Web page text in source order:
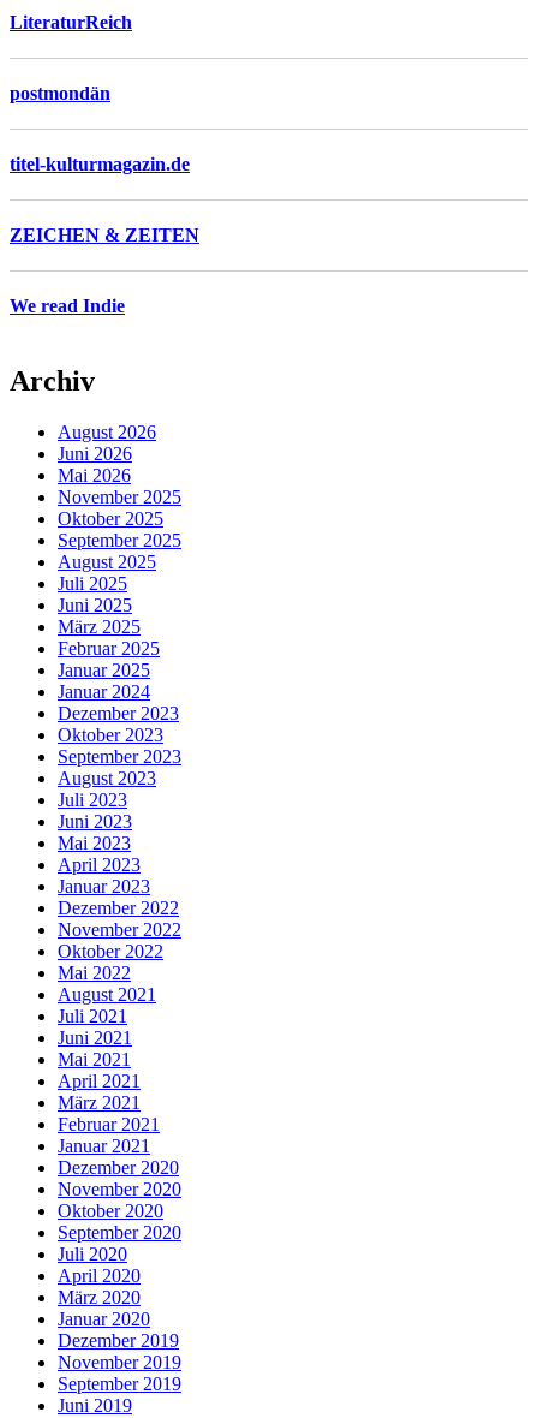
LiteraturReich
postmondän
titel-kulturmagazin.de
ZEICHEN & ZEITEN
We read Indie
Archiv
August 2026
Juni 2026
Mai 2026
November 2025
Oktober 2025
September 2025
August 2025
Juli 2025
Juni 2025
März 2025
Februar 2025
Januar 2025
Januar 2024
Dezember 2023
Oktober 2023
September 2023
August 2023
Juli 2023
Juni 2023
Mai 2023
April 2023
Januar 2023
Dezember 2022
November 2022
Oktober 2022
Mai 2022
August 2021
Juli 2021
Juni 2021
Mai 2021
April 2021
März 2021
Februar 2021
Januar 2021
Dezember 2020
November 2020
Oktober 2020
September 2020
Juli 2020
April 2020
März 2020
Januar 2020
Dezember 2019
November 2019
September 2019
Juni 2019